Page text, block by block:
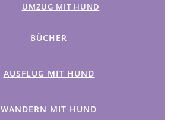
UMZUG MIT HUND
BÜCHER
AUSFLUG MIT HUND
WANDERN MIT HUND